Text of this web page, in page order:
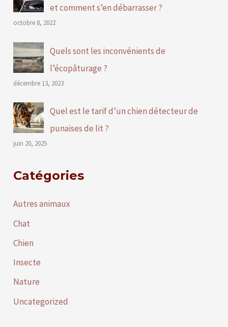
et comment s’en débarrasser ?
octobre 8, 2022
Quels sont les inconvénients de
l’écopâturage ?
décembre 13, 2023
Quel est le tarif d’un chien détecteur de
punaises de lit ?
juin 20, 2025
Catégories
Autres animaux
Chat
Chien
Insecte
Nature
Uncategorized